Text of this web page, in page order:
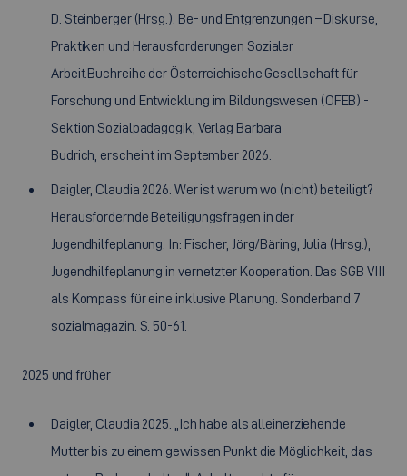
D. Steinberger (Hrsg.). Be- und Entgrenzungen – Diskurse,
Praktiken und Herausforderungen Sozialer
Arbeit.Buchreihe der Österreichische Gesellschaft für
Forschung und Entwicklung im Bildungswesen (ÖFEB) -
Sektion Sozialpädagogik, Verlag Barbara
Budrich, erscheint im September 2026.
Daigler, Claudia 2026. Wer ist warum wo (nicht) beteiligt?
Herausfordernde Beteiligungsfragen in der
Jugendhilfeplanung. In: Fischer, Jörg/Bäring, Julia (Hrsg.),
Jugendhilfeplanung in vernetzter Kooperation. Das SGB VIII
als Kompass für eine inklusive Planung. Sonderband 7
sozialmagazin. S. 50-61.
2025 und früher
Daigler, Claudia 2025. „Ich habe als alleinerziehende
Mutter bis zu einem gewissen Punkt die Möglichkeit, das